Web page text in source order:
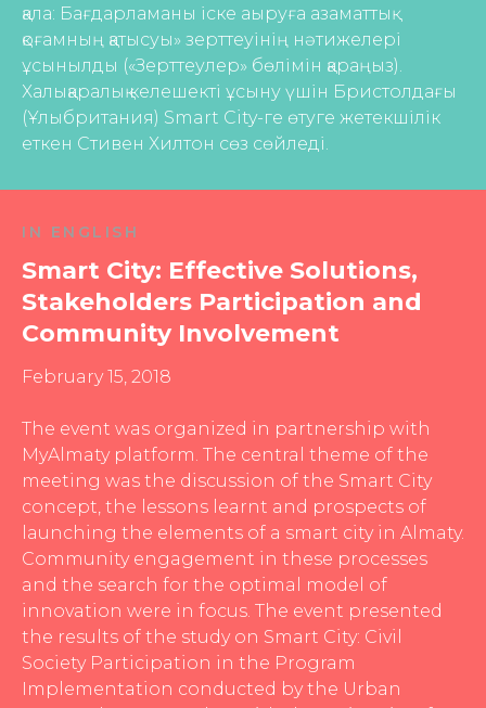
қала: Бағдарламаны іске аыруға азаматтық
қоғамның қатысуы» зерттеуінің нәтижелері
ұсынылды («Зерттеулер» бөлімін қараңыз).
Халықаралық келешекті ұсыну үшін Бристолдағы
(Ұлыбритания) Smart City-ге өтуге жетекшілік
еткен Стивен Хилтон сөз сөйледі.
IN ENGLISH
Smart City: Effective Solutions,
Stakeholders Participation and
Community Involvement
February 15, 2018
The event was organized in partnership with
MyAlmaty platform. The central theme of the
meeting was the discussion of the Smart City
concept, the lessons learnt and prospects of
launching the elements of a smart city in Almaty.
Community engagement in these processes
and the search for the optimal model of
innovation were in focus. The event presented
the results of the study on Smart City: Civil
Society Participation in the Program
Implementation conducted by the Urban